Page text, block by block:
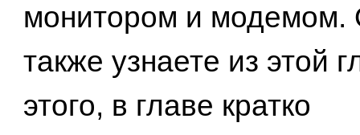
монитором и модемом.
также узнаете из этой
этого, в главе кратко